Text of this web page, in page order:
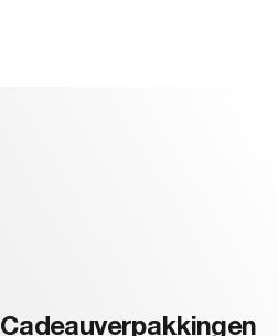
Cadeauverpakkingen